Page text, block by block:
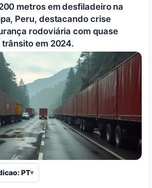
metros em desfiladeiro na
Peru, destacando crise
rodoviária com quase
em 2024.
PT